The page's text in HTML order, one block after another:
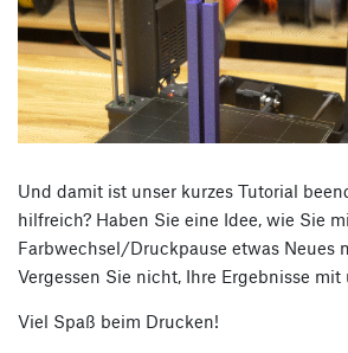
Und damit ist unser kurzes Tutorial
hilfreich? Haben Sie eine Idee, wie Sie
Farbwechsel/Druckpause etwas Neues
Vergessen Sie nicht, Ihre Ergebnisse mit
Viel Spaß beim Drucken!